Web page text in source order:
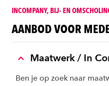
INCOMPANY, BIJ- EN
AANBOD VOOR
Maatwerk / In
Ben je op zoek naar